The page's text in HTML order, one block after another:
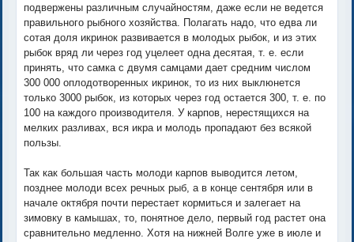
подвержены различным случайностям, даже если не ведется
правильного рыбного хозяйства. Полагать надо, что едва ли
сотая доля икринок развивается в молодых рыбок, и из этих
рыбок вряд ли через год уцелеет одна десятая, т. е. если
принять, что самка с двумя самцами дает средним числом
300 000 оплодотворенных икринок, то из них выклюнется
только 3000 рыбок, из которых через год остается 300, т. е. по
100 на каждого производителя. У карпов, нерестящихся на
мелких разливах, вся икра и молодь пропадают без всякой
пользы.
Так как большая часть молоди карпов выводится летом,
позднее молоди всех речных рыб, а в конце сентября или в
начале октября почти перестает кормиться и залегает на
зимовку в камышах, то, понятное дело, первый год растет она
сравнительно медленно. Хотя на нижней Волге уже в июле и